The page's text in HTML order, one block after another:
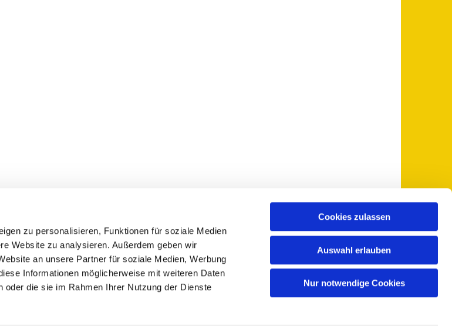
zu personalisieren, Funktionen für soziale Medien
Website zu analysieren. Außerdem geben wir
an unsere Partner für soziale Medien, Werbung
Informationen möglicherweise mit weiteren Daten
die sie im Rahmen Ihrer Nutzung der Dienste
Cookies zulassen
Auswahl erlauben
Nur notwendige Cookies
· Bahnhofstr. 15, 17489 Greifswald+49 3834 5735-0
pfarramt@sankt-otto.de
Impressum
Hinweisgebersystem